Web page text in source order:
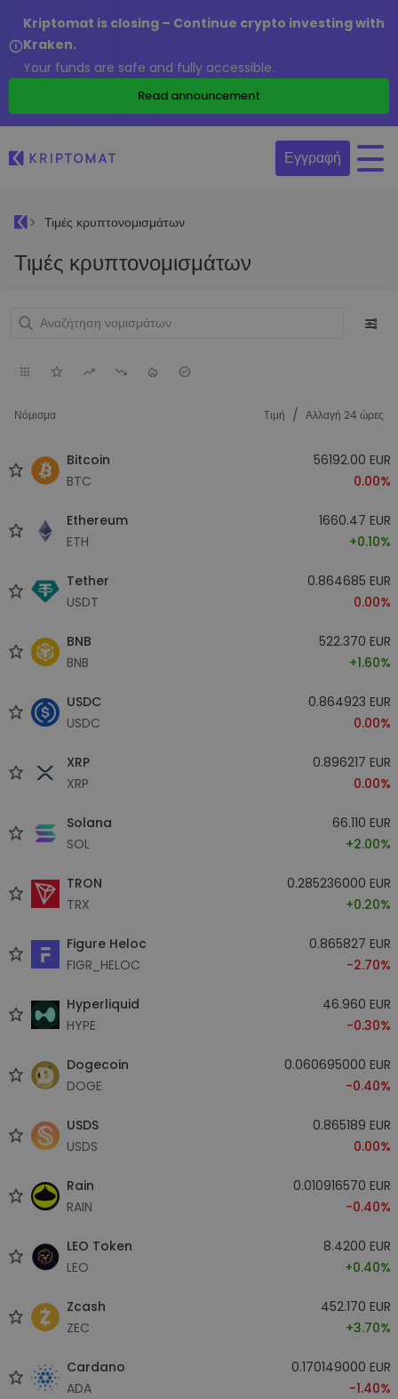
Kriptomat is closing – Continue crypto investing with
Kraken.
Your funds are safe and fully accessible.
Read announcement
Εγγραφή
Τιμές κρυπτονομισμάτων
Τιμές κρυπτονομισμάτων
Νόμισμα Tιμή / Αλλαγή 24 ώρες
Bitcoin
BTC
56192.00 EUR
0.00%
Ethereum
ETH
1660.47 EUR
+0.10%
Tether
USDT
0.864685 EUR
0.00%
BNB
BNB
522.370 EUR
+1.60%
USDC
USDC
0.864923 EUR
0.00%
XRP
XRP
0.896217 EUR
0.00%
Solana
SOL
66.110 EUR
+2.00%
TRON
TRX
0.285236000 EUR
+0.20%
Figure Heloc
FIGR_HELOC
0.865827 EUR
-2.70%
Hyperliquid
HYPE
46.960 EUR
-0.30%
Dogecoin
DOGE
0.060695000 EUR
-0.40%
USDS
USDS
0.865189 EUR
0.00%
Rain
RAIN
0.010916570 EUR
-0.40%
LEO Token
LEO
8.4200 EUR
+0.40%
Zcash
ZEC
452.170 EUR
+3.70%
Cardano
ADA
0.170149000 EUR
-1.40%